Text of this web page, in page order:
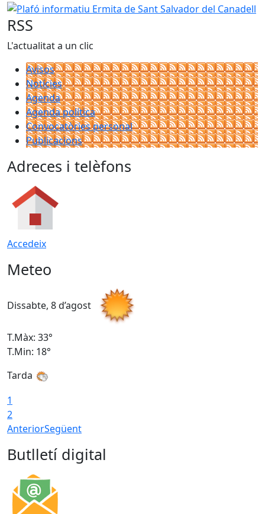
Plafó informatiu Ermita de Sant Salvador del Canadell
RSS
L'actualitat a un clic
Avisos
Notícies
Agenda
Agenda política
Convocatòries personal
Publicacions
Adreces i telèfons
Accedeix
Meteo
Dissabte, 8 d’agost
T.Màx: 33°
T.Min: 18°
Tarda
1
2
AnteriorSegüent
Butlletí digital